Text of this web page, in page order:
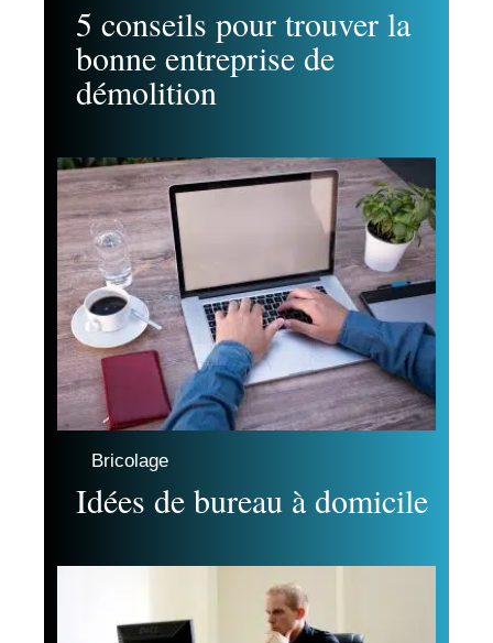
5 conseils pour trouver la
bonne entreprise de
démolition
Bricolage
Idées de bureau à domicile